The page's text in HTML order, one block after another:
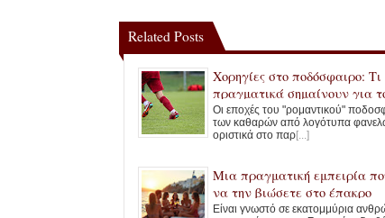
Related Posts
Χορηγίες στο ποδόσφαιρο: Τι
πραγματικά σημαίνουν για
φίλαθλο
Οι εποχές του "ρομαντικού"
των καθαρών από λογότυπα
οριστικά στο παρ[...]
Μια πραγματική εμπειρία
να την βιώσετε στο έπακρο
Είναι γνωστό σε εκατομμύρια